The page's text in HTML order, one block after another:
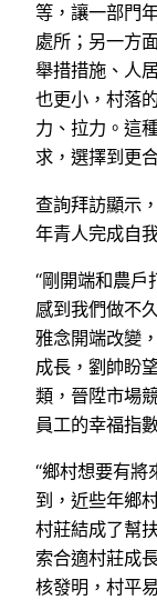
等，讓一部門
處所；另一方
舉措措施、人
也更小，村落
力、拉力。這
求，選擇到更
查詢拜訪顯示
年青人完成自
“剛開端和農戶
感到我們做不
雅念開端改變
成長，劉帥盼
類，晉陞市場
員工的幸福指
“鄉村想要有將
到，近些年鄉
村莊結成了幫
索合適村莊成
核發明，村平